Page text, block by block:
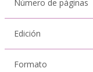
Número de páginas
Edición
Formato